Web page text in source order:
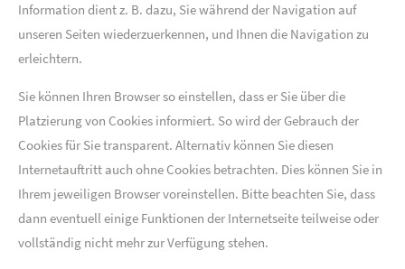
Information dient z. B. dazu, Sie während der Navigation auf
unseren Seiten wiederzuerkennen, und Ihnen die Navigation zu
erleichtern.
Sie können Ihren Browser so einstellen, dass er Sie über die
Platzierung von Cookies informiert. So wird der Gebrauch der
Cookies für Sie transparent. Alternativ können Sie diesen
Internetauftritt auch ohne Cookies betrachten. Dies können Sie in
Ihrem jeweiligen Browser voreinstellen. Bitte beachten Sie, dass
dann eventuell einige Funktionen der Internetseite teilweise oder
vollständig nicht mehr zur Verfügung stehen.